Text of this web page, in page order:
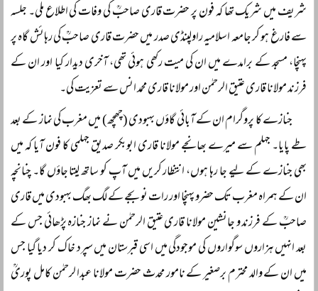
شریف میں شریک تھا کہ فون پر حضرت قاری صاحبؒ کی وفات کی اطلاع ملی۔ جلسہ
سے فارغ ہو کر جامعہ اسلامیہ راولپنڈی صدر میں حضرت قاری صاحبؒ کی رہائش گاہ پر
پہنچا، مسجد کے برامدے میں ان کی میت رکھی ہوئی تھی، آخری دیدار کیا اور ان کے
فرزند مولانا قاری عتیق الرحمٰن اور مولانا قاری محمد انس سے تعزیت کی۔
جنازے کا پروگرام ان کے آبائی گاؤں بہبودی (چھچھ) میں مغرب کی نماز کے بعد
طے پایا۔ جہلم سے میرے بھانجے مولانا قاری ابوبکر صدیق جہلمی کا فون آیا کہ میں
بھی جنازے کے لیے جا رہا ہوں، انتظار کریں میں آپ کو ساتھ لیتا جاؤں گا۔ چنانچہ
ان کے ہمراہ مغرب تک حضرو پہنچا اور رات نو بجے کے لگ بھگ بہبودی میں قاری
صاحبؒ کے فرزند و جانشین مولانا قاری عتیق الرحمٰن نے نماز جنازہ پڑھائی جس کے
بعد انہیں ہزاروں سوگواروں کی موجودگی میں اسی قبرستان میں سپرد خاک کر دیا گیا جس
میں ان کے والد محترم برصغیر کے نامور محدث حضرت مولانا عبدا لرحمٰن کامل پوریؒ